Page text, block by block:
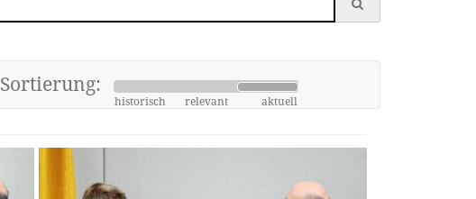
Sortierung:
historisch relevant aktuell